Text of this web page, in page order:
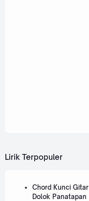
Lirik Terpopuler
Chord Kunci Gitar
Dolok Panatapan